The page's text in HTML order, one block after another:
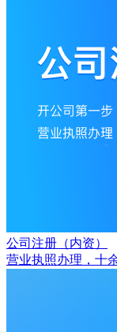
公司注册（内资）
营业执照办理，十